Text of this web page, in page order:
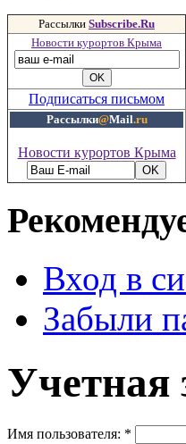
Рассылки Subscribe.Ru
Новости курортов Крыма
Подписаться письмом
Рассылки@Mail.ru
Новости курортов Крыма
Вход в
Забыли
Учетная
Имя пользователя: *